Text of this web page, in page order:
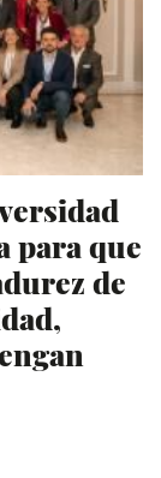
para que
de